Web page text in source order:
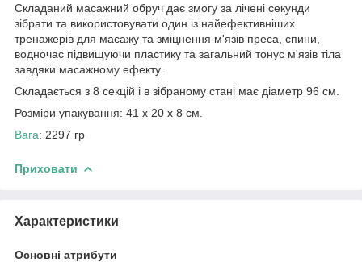
Складаний масажний обруч дає змогу за лічені секунди
зібрати та використовувати один із найефективніших
тренажерів для масажу та зміцнення м'язів преса, спини,
водночас підвищуючи пластику та загальний тонус м'язів тіла
завдяки масажному ефекту.
Складається з 8 секцій і в зібраному стані має діаметр 96 см.
Розміри упакування: 41 х 20 х 8 см.
Вага: 2297 гр
Приховати
Характеристики
Основні атрибути